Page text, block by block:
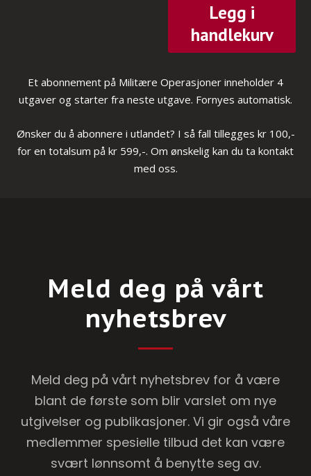
Legg i
handlekurv
Et abonnement på Militære Operasjoner inneholder 4
utgaver og starter fra neste utgave. Fornyes automatisk.
Ønsker du å abonnere i utlandet? I så fall tillegges kr 100,-
for en totalsum på kr 599,-. Om ønskelig kan du ta kontakt
med oss.
Meld deg på vårt
nyhetsbrev
Meld deg på vårt nyhetsbrev for å være
blant de første som blir varslet om nye
utgivelser og publikasjoner. Vi gir også våre
medlemmer spesielle tilbud det kan være
svært lønnsomt å benytte seg av.